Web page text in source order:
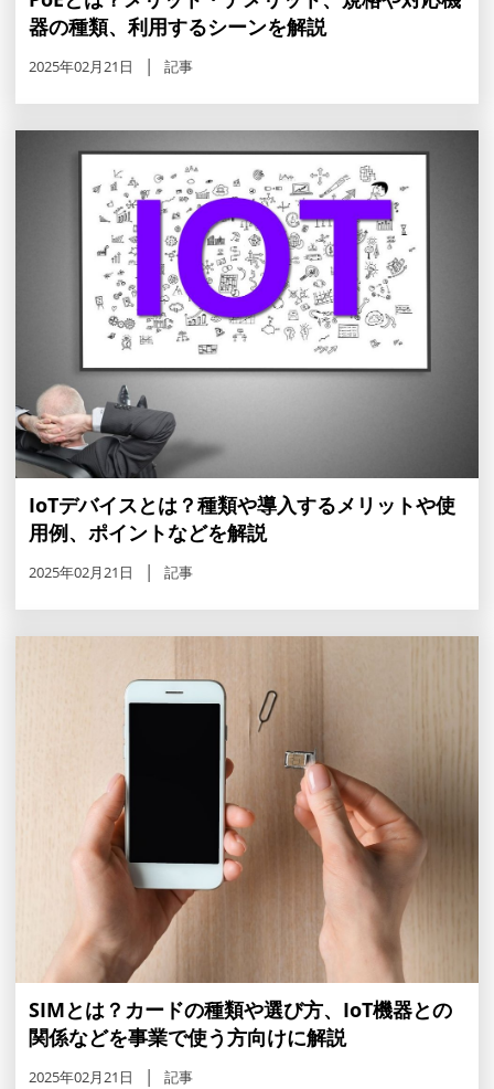
器の種類、利用するシーンを解説
2025年02月21日 記事
IoTデバイスとは？種類や導入するメリットや使
用例、ポイントなどを解説
2025年02月21日 記事
SIMとは？カードの種類や選び方、IoT機器との
関係などを事業で使う方向けに解説
2025年02月21日 記事